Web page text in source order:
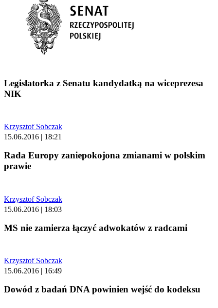
Legislatorka z Senatu kandydatką na wiceprezesa
NIK
Krzysztof Sobczak
15.06.2016 | 18:21
Rada Europy zaniepokojona zmianami w polskim
prawie
Krzysztof Sobczak
15.06.2016 | 18:03
MS nie zamierza łączyć adwokatów z radcami
Krzysztof Sobczak
15.06.2016 | 16:49
Dowód z badań DNA powinien wejść do kodeksu